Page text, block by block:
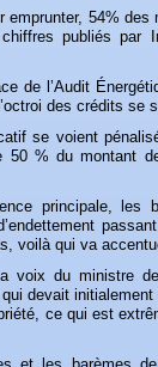
54%
publiés par
de l’Audit
des crédits se
se voient
% du montant
principale, les
voilà qui va
voix du ministre
devait
ce qui est